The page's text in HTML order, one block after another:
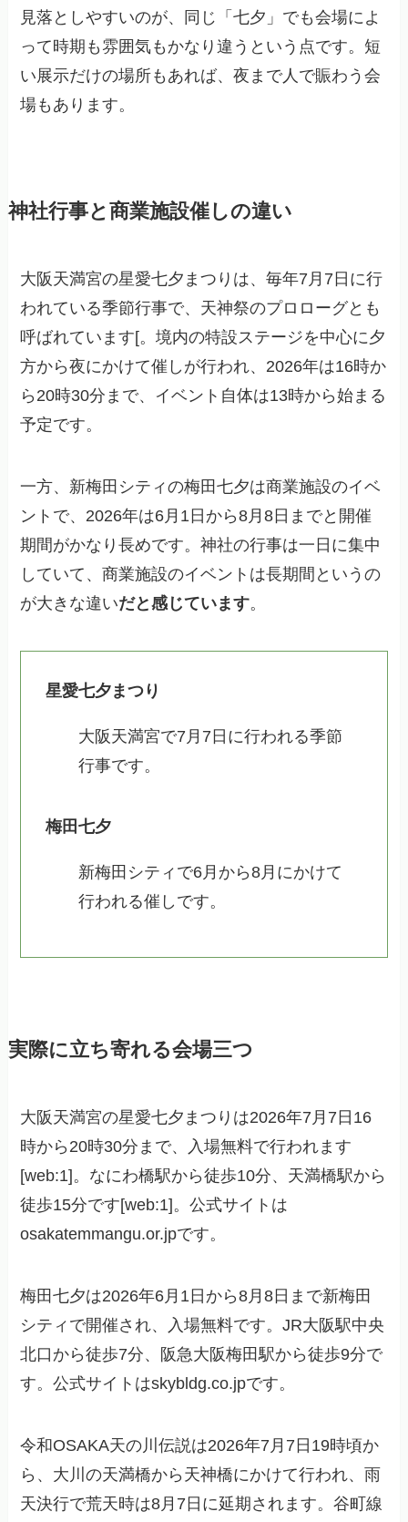
見落としやすいのが、同じ「七夕」でも会場によ
って時期も雰囲気もかなり違うという点です。短
い展示だけの場所もあれば、夜まで人で賑わう会
場もあります。
神社行事と商業施設催しの違い
大阪天満宮の星愛七夕まつりは、毎年7月7日に行
われている季節行事で、天神祭のプロローグとも
呼ばれています[。境内の特設ステージを中心に夕
方から夜にかけて催しが行われ、2026年は16時か
ら20時30分まで、イベント自体は13時から始まる
予定です。
一方、新梅田シティの梅田七夕は商業施設のイベ
ントで、2026年は6月1日から8月8日までと開催
期間がかなり長めです。神社の行事は一日に集中
していて、商業施設のイベントは長期間というの
が大きな違いだと感じています。
星愛七夕まつり
大阪天満宮で7月7日に行われる季節
行事です。
梅田七夕
新梅田シティで6月から8月にかけて
行われる催しです。
実際に立ち寄れる会場三つ
大阪天満宮の星愛七夕まつりは2026年7月7日16
時から20時30分まで、入場無料で行われます
[web:1]。なにわ橋駅から徒歩10分、天満橋駅から
徒歩15分です[web:1]。公式サイトは
osakatemmangu.or.jpです。
梅田七夕は2026年6月1日から8月8日まで新梅田
シティで開催され、入場無料です。JR大阪駅中央
北口から徒歩7分、阪急大阪梅田駅から徒歩9分で
す。公式サイトはskybldg.co.jpです。
令和OSAKA天の川伝説は2026年7月7日19時頃か
ら、大川の天満橋から天神橋にかけて行われ、雨
天決行で荒天時は8月7日に延期されます。谷町線